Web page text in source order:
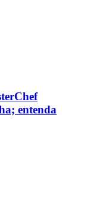
entenda